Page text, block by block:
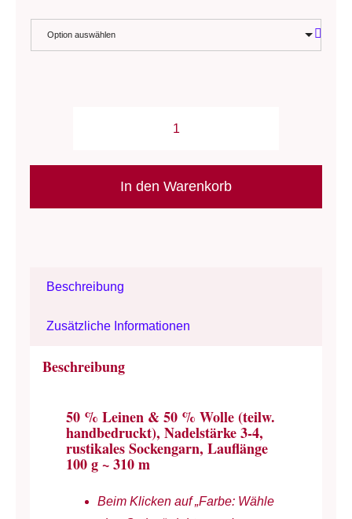
Option auswählen
(print)"
Wolle
-
In den Warenkorb
Beschreibung
Zusätzliche Informationen
Beschreibung
50 % Leinen & 50 % Wolle (teilw.
handbedruckt), Nadelstärke 3-4,
rustikales Sockengarn, Lauflänge
100 g ~ 310 m
Beim Klicken auf „Farbe: Wähle